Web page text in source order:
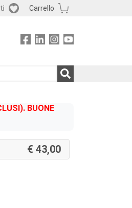
Carrello
BUONE
43,00